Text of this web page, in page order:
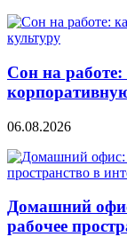
Сон на
06.08.2026
Домашний
рабочее